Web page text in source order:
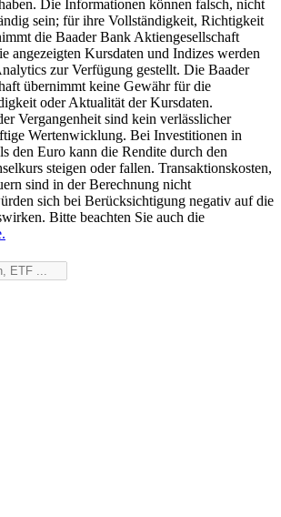
Die Informationen können falsch, nicht
sein; für ihre Vollständigkeit, Richtigkeit
die Baader Bank Aktiengesellschaft
angezeigten Kursdaten und Indizes werden
zur Verfügung gestellt. Die Baader
übernimmt keine Gewähr für die
oder Aktualität der Kursdaten.
Vergangenheit sind kein verlässlicher
Wertenwicklung. Bei Investitionen in
den Euro kann die Rendite durch den
steigen oder fallen. Transaktionskosten,
sind in der Berechnung nicht
sich bei Berücksichtigung negativ auf die
Bitte beachten Sie auch die